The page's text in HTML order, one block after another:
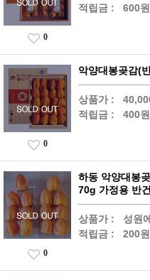
적립금 : 600원
0
악양대봉곶감(
상품가 :
적립금 : 400원
0
하동 악양대봉
70g 가정용 반
상품가 : 성원
적립금 : 200원
0